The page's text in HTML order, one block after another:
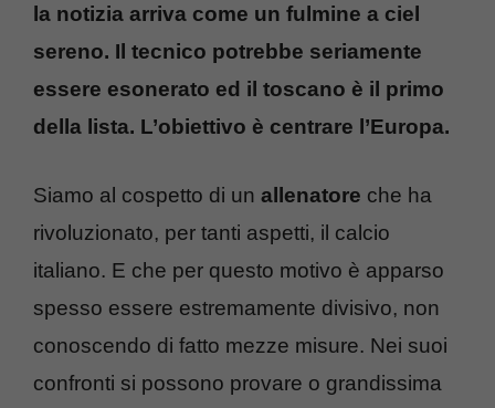
la notizia arriva come un fulmine a ciel
sereno. Il tecnico potrebbe seriamente
essere esonerato ed il toscano è il primo
della lista. L’obiettivo è centrare l’Europa.
Siamo al cospetto di un allenatore che ha
rivoluzionato, per tanti aspetti, il calcio
italiano. E che per questo motivo è apparso
spesso essere estremamente divisivo, non
conoscendo di fatto mezze misure. Nei suoi
confronti si possono provare o grandissima